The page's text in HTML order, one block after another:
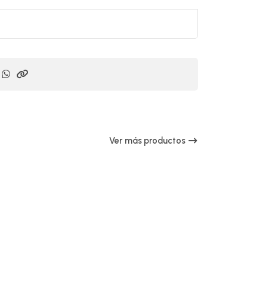
Ver más productos